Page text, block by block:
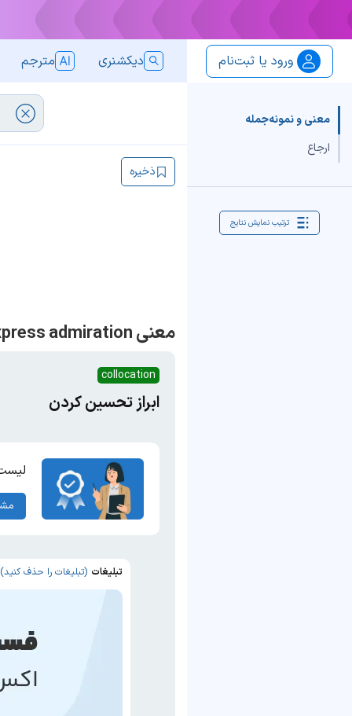
ورود یا ثبت‌نام دیکشنری مترجم
معنی و نمونه‌جمله
ارجاع
ترتیب نمایش نتایج
ذخیره
معنی express admiration | جمله با express admiration
collocation
ابراز تحسین کردن
تبلیغات (تبلیغات را حذف کنید)